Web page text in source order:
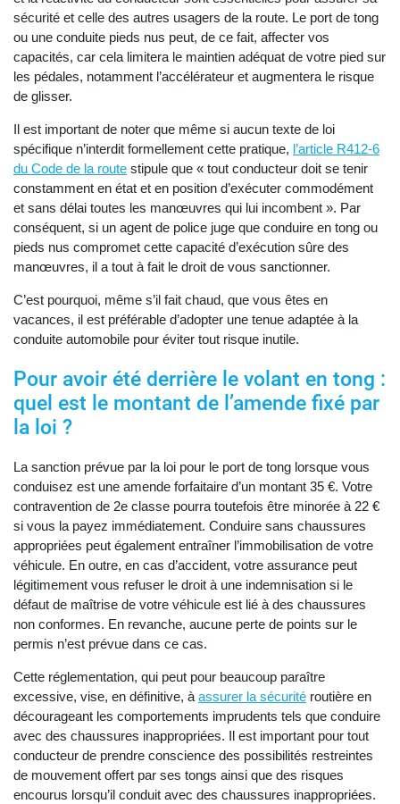
sécurité et celle des autres usagers de la route. Le port de tong
ou une conduite pieds nus peut, de ce fait, affecter vos
capacités, car cela limitera le maintien adéquat de votre pied sur
les pédales, notamment l’accélérateur et augmentera le risque
de glisser.
Il est important de noter que même si aucun texte de loi
spécifique n’interdit formellement cette pratique, l’article R412-6
du Code de la route stipule que « tout conducteur doit se tenir
constamment en état et en position d’exécuter commodément
et sans délai toutes les manœuvres qui lui incombent ». Par
conséquent, si un agent de police juge que conduire en tong ou
pieds nus compromet cette capacité d’exécution sûre des
manœuvres, il a tout à fait le droit de vous sanctionner.
C’est pourquoi, même s’il fait chaud, que vous êtes en
vacances, il est préférable d’adopter une tenue adaptée à la
conduite automobile pour éviter tout risque inutile.
Pour avoir été derrière le volant en tong :
quel est le montant de l’amende fixé par
la loi ?
La sanction prévue par la loi pour le port de tong lorsque vous
conduisez est une amende forfaitaire d’un montant 35 €. Votre
contravention de 2e classe pourra toutefois être minorée à 22 €
si vous la payez immédiatement. Conduire sans chaussures
appropriées peut également entraîner l’immobilisation de votre
véhicule. En outre, en cas d’accident, votre assurance peut
légitimement vous refuser le droit à une indemnisation si le
défaut de maîtrise de votre véhicule est lié à des chaussures
non conformes. En revanche, aucune perte de points sur le
permis n’est prévue dans ce cas.
Cette réglementation, qui peut pour beaucoup paraître
excessive, vise, en définitive, à assurer la sécurité routière en
décourageant les comportements imprudents tels que conduire
avec des chaussures inappropriées. Il est important pour tout
conducteur de prendre conscience des possibilités restreintes
de mouvement offert par ses tongs ainsi que des risques
encourus lorsqu’il conduit avec des chaussures inappropriées.